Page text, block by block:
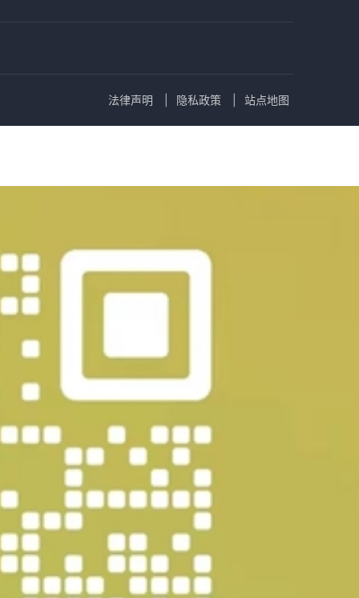
法律声明 隐私政策 站点地图